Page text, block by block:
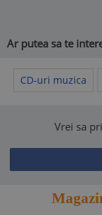
Ar putea sa te
CD-uri muzica
Vrei sa